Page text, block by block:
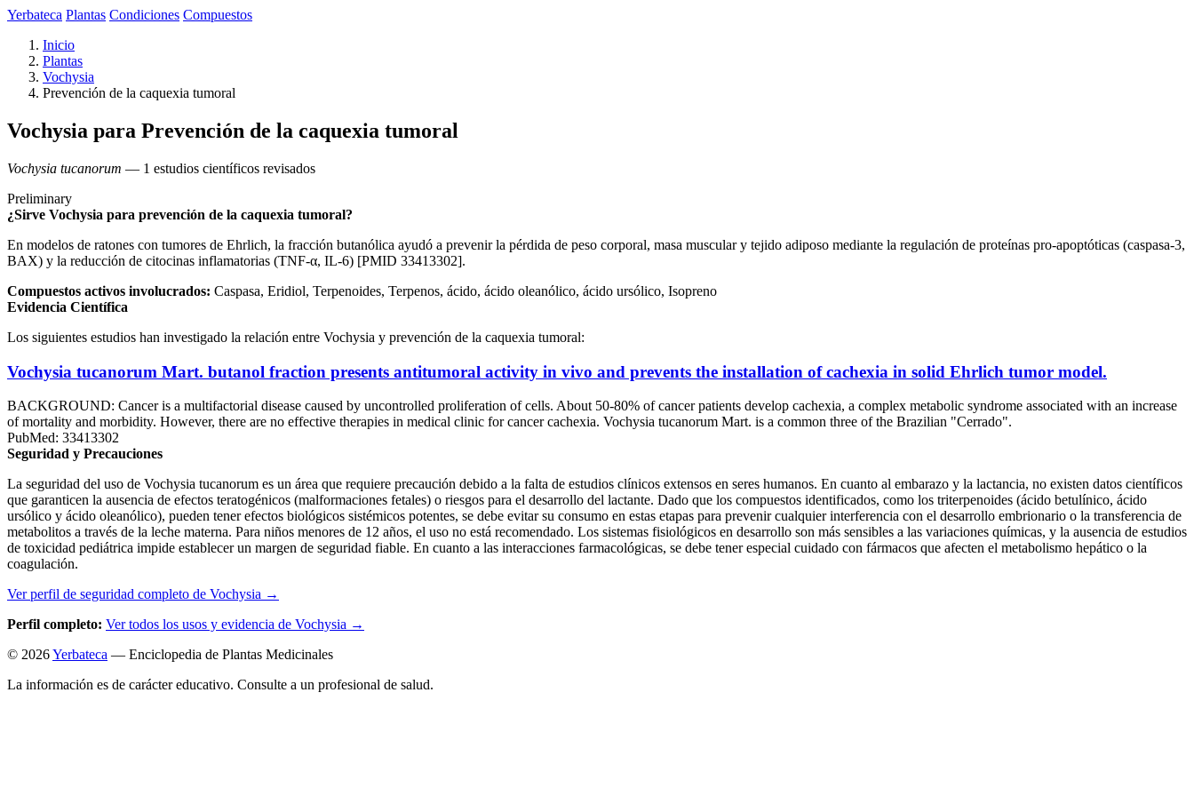
Yerbateca Plantas Condiciones Compuestos
Inicio
Plantas
Vochysia
Prevención de la caquexia tumoral
Vochysia para Prevención de la caquexia tumoral
Vochysia tucanorum — 1 estudios científicos revisados
Preliminary
¿Sirve Vochysia para prevención de la caquexia tumoral?
En modelos de ratones con tumores de Ehrlich, la fracción butanólica ayudó a prevenir la pérdida de peso corporal, masa muscular y tejido adiposo mediante la regulación de proteínas pro-apoptóticas (caspasa-3,
BAX) y la reducción de citocinas inflamatorias (TNF-α, IL-6) [PMID 33413302].
Compuestos activos involucrados: Caspasa, Eridiol, Terpenoides, Terpenos, ácido, ácido oleanólico, ácido ursólico, Isopreno
Evidencia Científica
Los siguientes estudios han investigado la relación entre Vochysia y prevención de la caquexia tumoral:
Vochysia tucanorum Mart. butanol fraction presents antitumoral activity in vivo and prevents the installation of cachexia in solid Ehrlich tumor model.
BACKGROUND: Cancer is a multifactorial disease caused by uncontrolled proliferation of cells. About 50-80% of cancer patients develop cachexia, a complex metabolic syndrome associated with an increase
of mortality and morbidity. However, there are no effective therapies in medical clinic for cancer cachexia. Vochysia tucanorum Mart. is a common three of the Brazilian "Cerrado".
PubMed: 33413302
Seguridad y Precauciones
La seguridad del uso de Vochysia tucanorum es un área que requiere precaución debido a la falta de estudios clínicos extensos en seres humanos. En cuanto al embarazo y la lactancia, no existen datos científicos
que garanticen la ausencia de efectos teratogénicos (malformaciones fetales) o riesgos para el desarrollo del lactante. Dado que los compuestos identificados, como los triterpenoides (ácido betulínico, ácido
ursólico y ácido oleanólico), pueden tener efectos biológicos sistémicos potentes, se debe evitar su consumo en estas etapas para prevenir cualquier interferencia con el desarrollo embrionario o la transferencia de
metabolitos a través de la leche materna. Para niños menores de 12 años, el uso no está recomendado. Los sistemas fisiológicos en desarrollo son más sensibles a las variaciones químicas, y la ausencia de estudios
de toxicidad pediátrica impide establecer un margen de seguridad fiable. En cuanto a las interacciones farmacológicas, se debe tener especial cuidado con fármacos que afecten el metabolismo hepático o la
coagulación.
Ver perfil de seguridad completo de Vochysia →
Perfil completo: Ver todos los usos y evidencia de Vochysia →
© 2026Yerbateca — Enciclopedia de Plantas Medicinales
La información es de carácter educativo. Consulte a un profesional de salud.